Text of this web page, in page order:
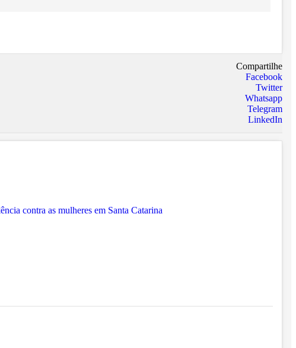
Compartilhe
Facebook
Twitter
Whatsapp
Telegram
LinkedIn